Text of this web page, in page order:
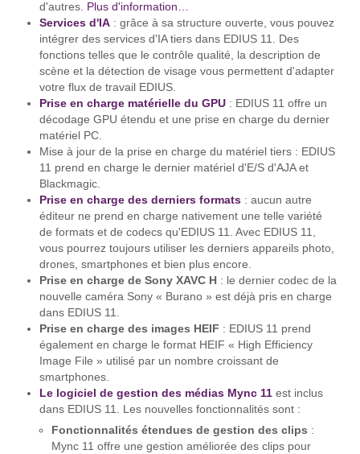
d'autres. Plus d'information…
Services d'IA: grâce à sa structure ouverte, vous pouvez
intégrer des services d'IA tiers dans EDIUS 11. Des
fonctions telles que le contrôle qualité, la description de
scène et la détection de visage vous permettent d'adapter
votre flux de travail EDIUS.
Prise en charge matérielle du GPU : EDIUS 11 offre un
décodage GPU étendu et une prise en charge du dernier
matériel PC.
Mise à jour de la prise en charge du matériel tiers : EDIUS
11 prend en charge le dernier matériel d'E/S d'AJA et
Blackmagic.
Prise en charge des derniers formats: aucun autre
éditeur ne prend en charge nativement une telle variété
de formats et de codecs qu'EDIUS 11. Avec EDIUS 11,
vous pourrez toujours utiliser les derniers appareils photo,
drones, smartphones et bien plus encore.
Prise en charge de Sony XAVC H : le dernier codec de la
nouvelle caméra Sony « Burano » est déjà pris en charge
dans EDIUS 11.
Prise en charge des images HEIF : EDIUS 11 prend
également en charge le format HEIF « High Efficiency
Image File » utilisé par un nombre croissant de
smartphones.
Le logiciel de gestion des médias Mync 11est inclus
dans EDIUS 11. Les nouvelles fonctionnalités sont :
Fonctionnalités étendues de gestion des clips :
Mync 11 offre une gestion améliorée des clips pour